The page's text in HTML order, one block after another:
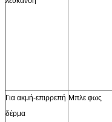
Για ακμή-επιρρεπή
δέρμα
Μπλε φως